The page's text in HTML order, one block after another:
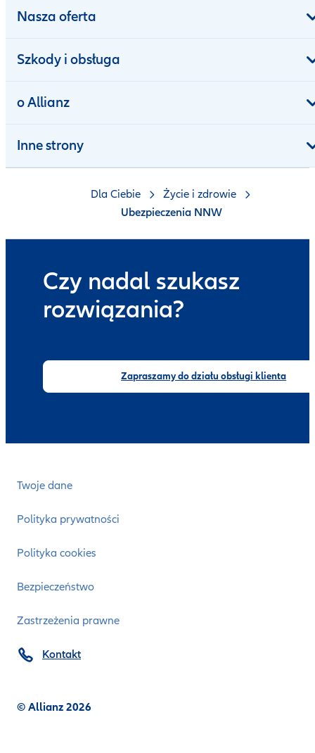
Nasza oferta
Szkody i obsługa
o Allianz
Inne strony
Czy nadal szukasz
rozwiązania?
Zapraszamy do działu obsługi klienta
Twoje dane
Polityka prywatności
Polityka cookies
Bezpieczeństwo
Zastrzeżenia prawne
© Allianz 2026
Kontakt
Dla Ciebie
Życie i zdrowie
Ubezpieczenia NNW